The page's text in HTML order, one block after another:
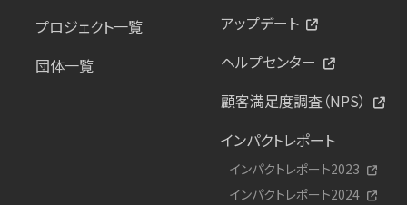
プロジェクト一覧
団体一覧
アップデート
ヘルプセンター
顧客満足度調査（NPS）
インパクトレポート
インパクトレポート2023
インパクトレポート2024